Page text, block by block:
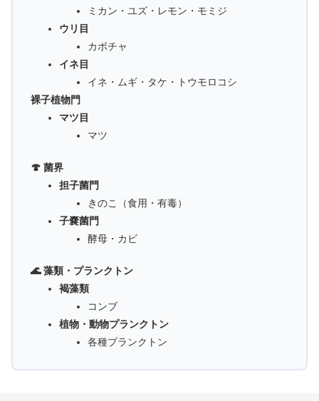
ミカン・ユズ・レモン・モミジ
ウリ目
カボチャ
イネ目
イネ・ムギ・タケ・トウモロコシ
裸子植物門
マツ目
マツ
🍄 菌界
担子菌門
きのこ（食用・有毒）
子嚢菌門
酵母・カビ
🌊 藻類・プランクトン
褐藻類
コンブ
植物・動物プランクトン
各種プランクトン